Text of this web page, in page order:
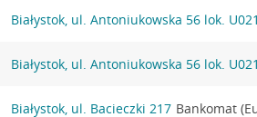
Białystok, ul. Antoniukowska 56 lok. U021
Białystok, ul. Antoniukowska 56 lok. U021
Białystok, ul. Bacieczki 217 Bankomat